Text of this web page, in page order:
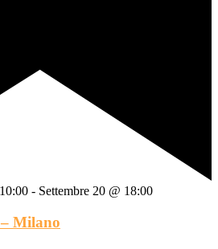
- Settembre 20 @ 18:00
Milano